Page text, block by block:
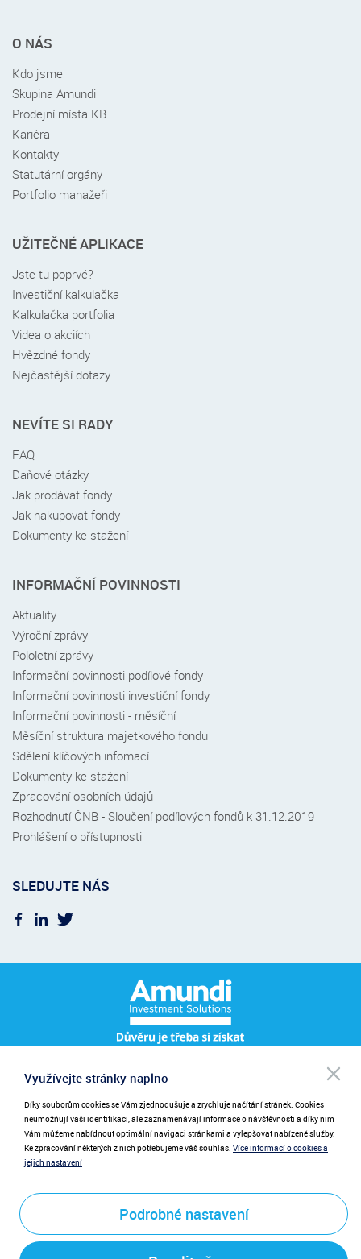
menu
patičce
O NÁS
Kdo jsme
Skupina Amundi
Prodejní místa KB
Kariéra
Kontakty
Statutární orgány
Portfolio manažeři
UŽITEČNÉ APLIKACE
Jste tu poprvé?
Investiční kalkulačka
Kalkulačka portfolia
Videa o akciích
Hvězdné fondy
Nejčastější dotazy
NEVÍTE SI RADY
FAQ
Daňové otázky
Jak prodávat fondy
Jak nakupovat fondy
Dokumenty ke stažení
INFORMAČNÍ POVINNOSTI
Aktuality
Výroční zprávy
Pololetní zprávy
Informační povinnosti podílové fondy
Informační povinnosti investiční fondy
Informační povinnosti - měsíční
Měsíční struktura majetkového fondu
Sdělení klíčových infomací
Dokumenty ke stažení
Zpracování osobních údajů
Rozhodnutí ČNB - Sloučení podílových fondů k 31.12.2019
Prohlášení o přístupnosti
SLEDUJTE NÁS
NEWSLETTER
Pro přihlášení k odběru novinek zadejte prosím váš e-mail.
Zadáním emailu poskytujete souhlas se zasíláním novinek.
Odeslat
Využívejte stránky naplno
Díky souborům cookies se Vám zjednodušuje a zrychluje načítání stránek. Cookies
neumožňují vaši identifikaci, ale zaznamenávají informace o návštěvnosti a díky nim
Vám můžeme nabídnout optimální navigaci stránkami a vylepšovat nabízené služby.
Ke zpracování některých z nich potřebujeme váš souhlas. Více informací o cookies a
jejich nastavení
Podrobné nastavení